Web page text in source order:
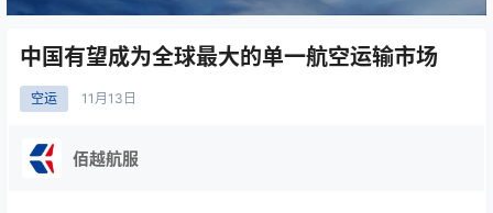
中国有望成为全球最大的单一航空运输市场
空运 11月 13日
佰越航服